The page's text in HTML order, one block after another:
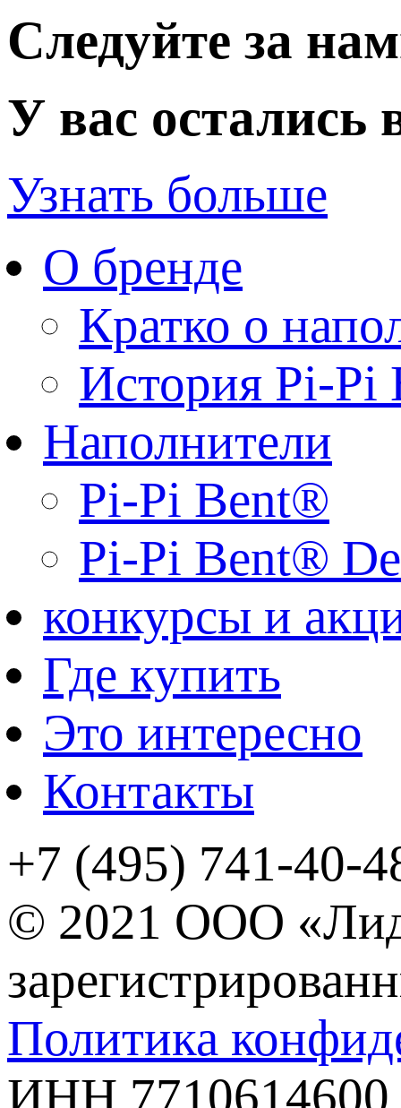
Следуйте за
У вас
Узнать больше
О бренде
Кратко о
История Pi-Pi
Наполнители
Pi-Pi Bent®
Pi-Pi Bent®
конкурсы и
Где купить
Это интересно
Контакты
+7 (495) 741-40-
© 2021 ООО
Политика
ИНН